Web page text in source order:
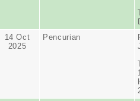
14 Oct
2025
Pencurian